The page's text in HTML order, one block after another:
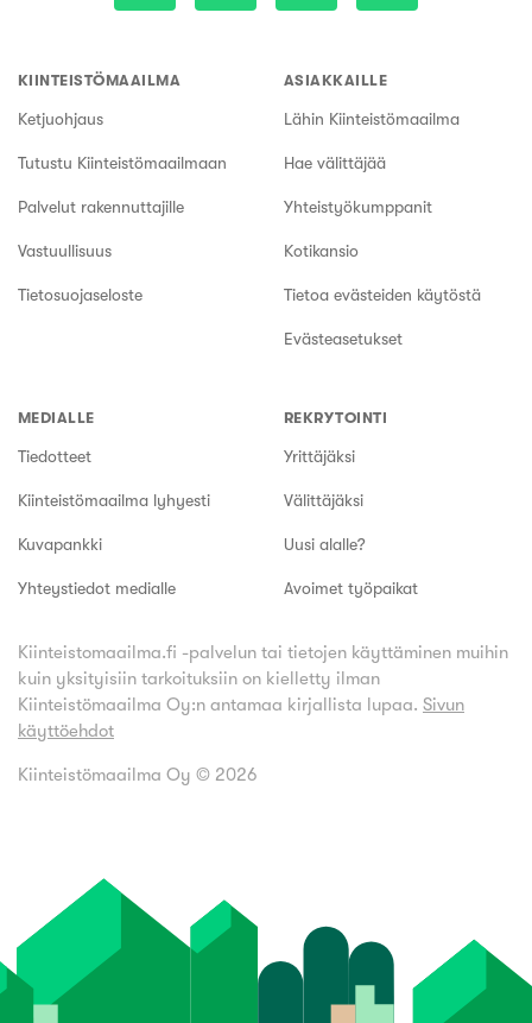
KIINTEISTÖMAAILMA
Ketjuohjaus
Tutustu Kiinteistömaailmaan
Palvelut rakennuttajille
Vastuullisuus
Tietosuojaseloste
ASIAKKAILLE
Lähin Kiinteistömaailma
Hae välittäjää
Yhteistyökumppanit
Kotikansio
Tietoa evästeiden käytöstä
Evästeasetukset
MEDIALLE
Tiedotteet
Kiinteistömaailma lyhyesti
Kuvapankki
Yhteystiedot medialle
REKRYTOINTI
Yrittäjäksi
Välittäjäksi
Uusi alalle?
Avoimet työpaikat
Kiinteistomaailma.fi -palvelun tai tietojen käyttäminen muihin
kuin yksityisiin tarkoituksiin on kielletty ilman
Kiinteistömaailma Oy:n antamaa kirjallista lupaa. Sivun
käyttöehdot
Kiinteistömaailma Oy © 2026